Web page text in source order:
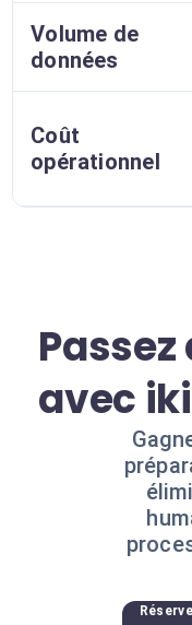
Volume de
données
Coût
opérationnel
avec